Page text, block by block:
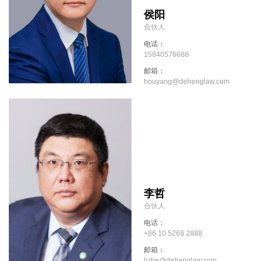
侯阳
合伙人
电话：
15840576688
邮箱：
houyang@dehenglaw.com
李哲
合伙人
电话：
+86 10 5268 2888
邮箱：